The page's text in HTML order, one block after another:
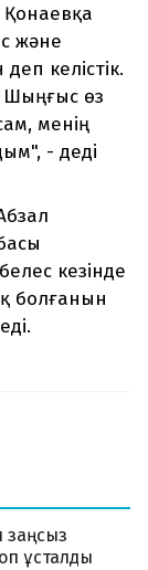
Қонаевқа
және
келістік.
Шыңғыс өз
менің
- деді
кезінде
болғанын
заңсыз
ұсталды